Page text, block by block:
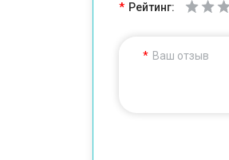
Рейтинг:
Ваш отзыв